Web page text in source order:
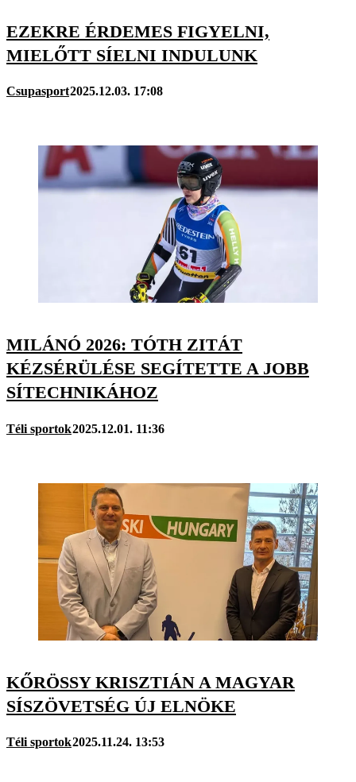
EZEKRE ÉRDEMES FIGYELNI,
MIELŐTT SÍELNI INDULUNK
Csupasport2025.12.03. 17:08
MILÁNÓ 2026: TÓTH ZITÁT
KÉZSÉRÜLÉSE SEGÍTETTE A JOBB
SÍTECHNIKÁHOZ
Téli sportok2025.12.01. 11:36
KŐRÖSSY KRISZTIÁN A MAGYAR
SÍSZÖVETSÉG ÚJ ELNÖKE
Téli sportok2025.11.24. 13:53